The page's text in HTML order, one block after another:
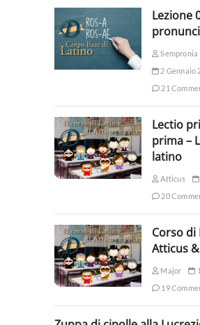
Lezione
Sempronia
2 Gennaio
21
Lectio
prima –
latino
Atticus
20
Corso di
Atticus
Major
19